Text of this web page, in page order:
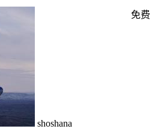
shoshana
免费